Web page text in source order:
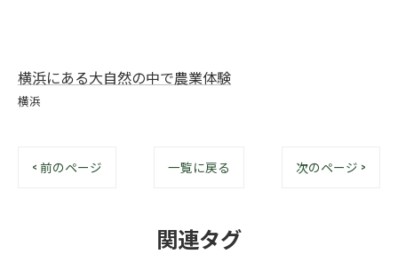
横浜にある大自然の中で農業体験
横浜
< 前のページ 一覧に戻る 次のページ >
関連タグ